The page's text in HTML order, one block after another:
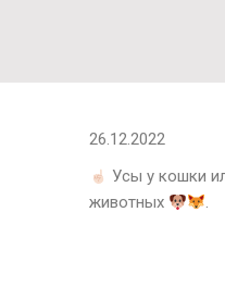
26.12.2022
Усы у кошки
животных
.